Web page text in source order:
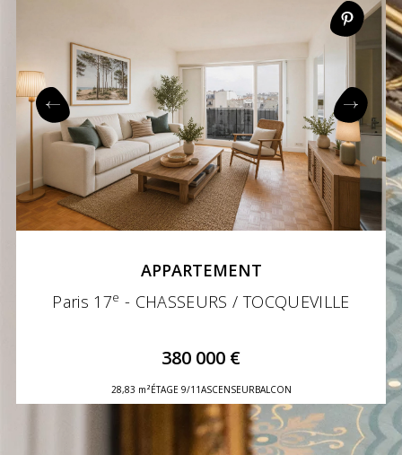
APPARTEMENT
Paris 17e - CHASSEURS / TOCQUEVILLE
380 000 €
28,83 m²ÉTAGE 9/11ASCENSEURBALCON